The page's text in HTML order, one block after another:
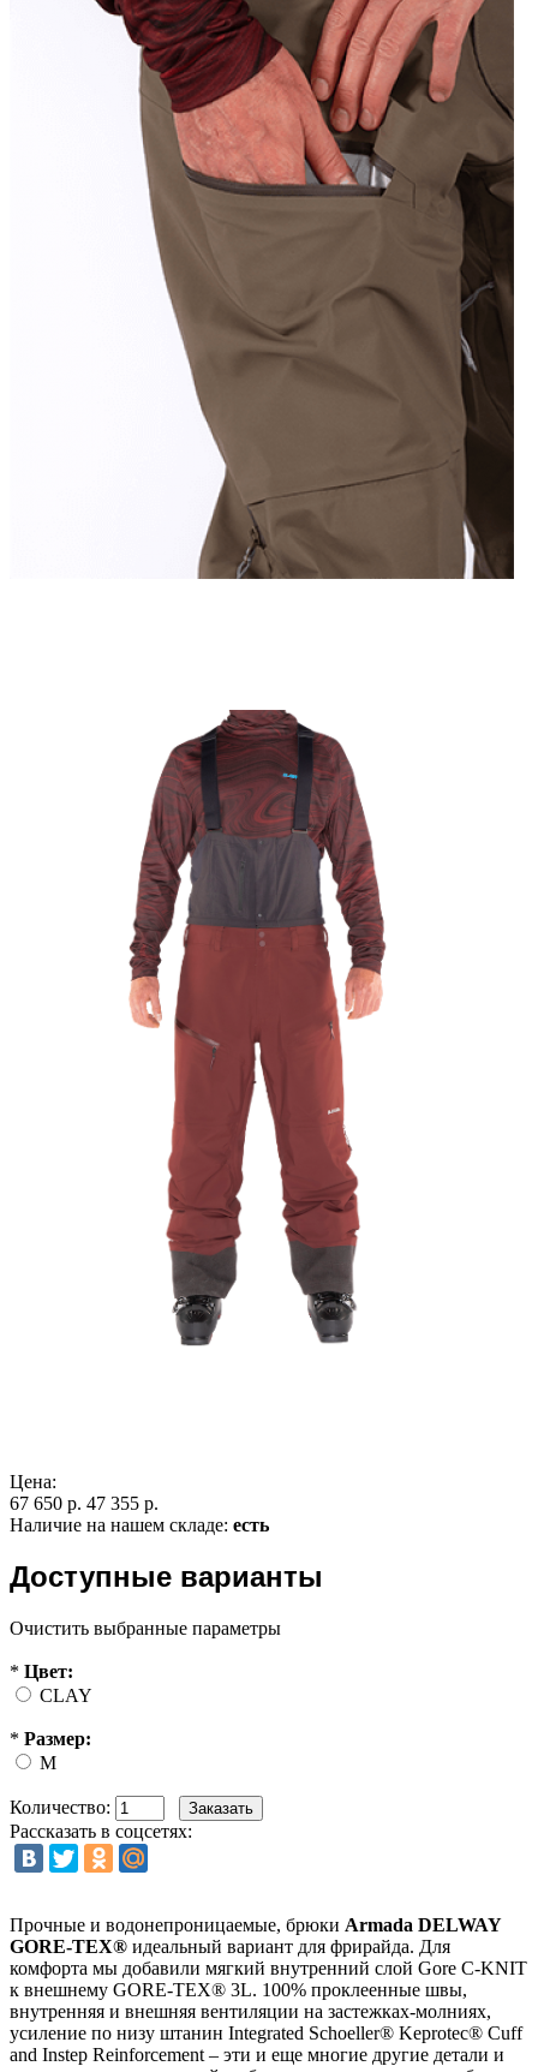
Цена:
67 650 р. 47 355 р.
Наличие на нашем складе: есть
Доступные варианты
Очистить выбранные параметры
* Цвет:
CLAY
* Размер:
M
Количество:
Рассказать в соцсетях:
Прочные и водонепроницаемые, брюки Armada DELWAY
GORE-TEX® идеальный вариант для фрирайда. Для
комфорта мы добавили мягкий внутренний слой Gore C-KNIT
к внешнему GORE-TEX® 3L. 100% проклеенные швы,
внутренняя и внешняя вентиляции на застежках-молниях,
усиление по низу штанин Integrated Schoeller® Keprotec® Cuff
and Instep Reinforcement – эти и еще многие другие детали и